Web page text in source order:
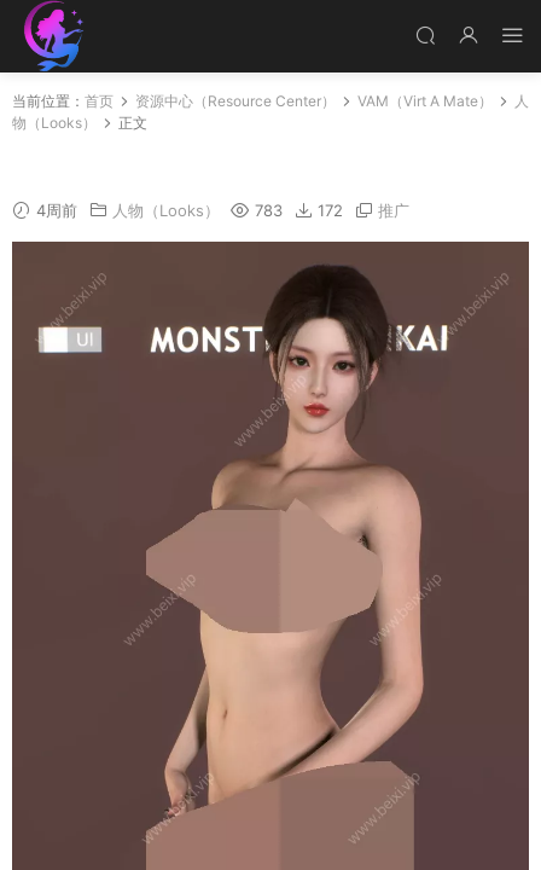
当前位置： 首页 资源中心（Resource Center） VAM（Virt A Mate）
人
物（Looks）
正文
4周前 人物（Looks） 783 172 推广